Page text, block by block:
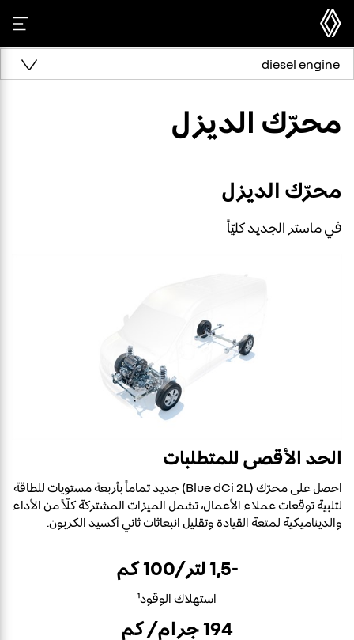
diesel engine
محرّك الديزل
محرّك الديزل
في ماستر الجديد كليّاً
الحد الأقصى للمتطلبات
احصل على محرّك (Blue dCi 2L) جديد تماماً بأربعة مستويات للطاقة
لتلبية توقعات عملاء الأعمال، تشمل الميزات المشتركة كلّاً من الأداء
والديناميكية لمتعة القيادة وتقليل انبعاثات ثاني أكسيد الكربون.
-1,5 لتر/100 كم
استهلاك الوقود¹
194 جرام/ كم